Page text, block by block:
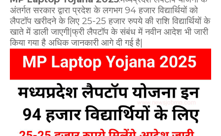
अंतर्गत सरकार द्वारा प्रदेश के लगभग 94 हजार विद्यार्थियों को
लैपटॉप खरीदने के लिए 25-25 हजार रुपये की राशि विद्यार्थियों के
खाते में डाली जाएगी|फ्री लैपटॉप के संबंध में नवीन आदेश भी जारी
किया गया है अधिक जानकारी आगे दी गई है|